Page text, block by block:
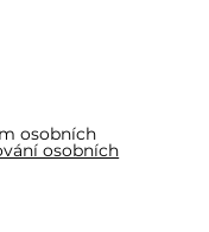
osobních
osobních